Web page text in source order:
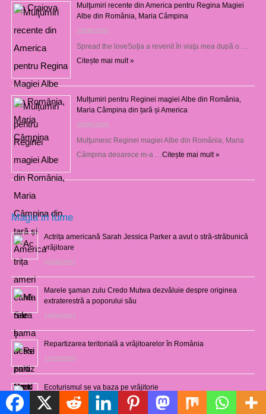
Mulţumiri recente din America pentru Regina Magiei
Albe din România, Maria Câmpina
23/08/2025
Spread the loveSoţia a revenit în viaţa mea după o …
Citește mai mult »
Mulțumiri pentru Reginei magiei Albe din România,
Maria Câmpina din țară și America
22/05/2025
Mulţumesc Reginei magiei Albe din România, Maria
Câmpina deoarece m-a … Citește mai mult »
Magia in lume
Actrița americană Sarah Jessica Parker a avut o stră-străbunică
vrăjitoare
03/08/2021
Marele şaman zulu Credo Mutwa dezvăluie despre originea
extraterestră a poporului său
14/06/2021
Repartizarea teritorială a vrăjitoarelor în România
12/10/2020
Ecoturismul se va baza pe vrăjitorie
01/02/2019 Politică de cookie-uri